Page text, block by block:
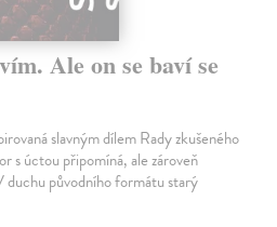
Ale on se baví se
slavným dílem Rady zkušeného
s úctou připomíná, ale zároveň
duchu původního formátu starý